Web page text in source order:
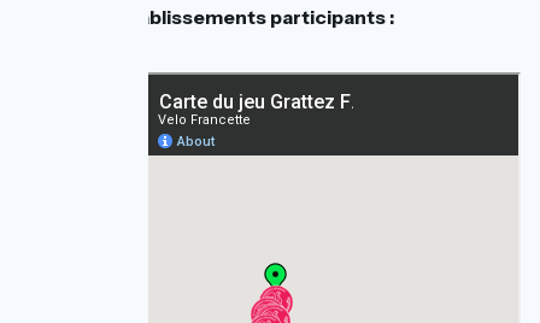
Carte des établissements participants :